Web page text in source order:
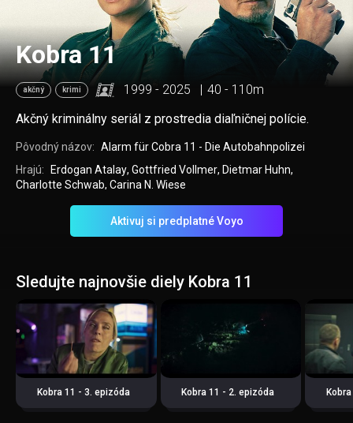
Kobra 11
akčný krimi 1999 - 2025
40 - 110m
Akčný kriminálny seriál z prostredia diaľničnej polície.
Pôvodný názov: Alarm für Cobra 11 - Die Autobahnpolizei
Hrajú:
Erdogan Atalay, Gottfried Vollmer, Dietmar Huhn,
Charlotte Schwab, Carina N. Wiese
Aktivuj si predplatné Voyo
Sledujte najnovšie diely Kobra 11
Kobra 11 - 3. epizóda Kobra 11 - 2. epizóda